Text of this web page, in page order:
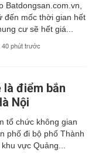
Batdongsan.com.vn,
đến mốc thời gian hết
cư sẽ hết giá...
40 phút trước
là điểm bắn
Nội
tổ chức không gian
phố đi bộ phố Thành
vực Quảng...